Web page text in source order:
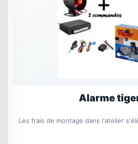
Alarme
Les frais de montage dans l'atelier